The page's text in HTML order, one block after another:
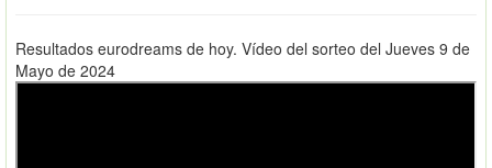
Resultados eurodreams de hoy. Vídeo del sorteo del Jueves 9 de
Mayo de 2024